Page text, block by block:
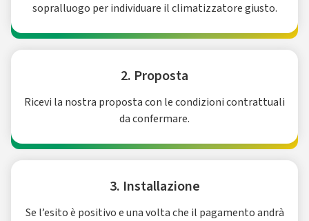
sopralluogo per individuare il climatizzatore giusto.
2. Proposta
Ricevi la nostra proposta con le condizioni contrattuali
da confermare.
3. Installazione
Se l’esito è positivo e una volta che il pagamento andrà